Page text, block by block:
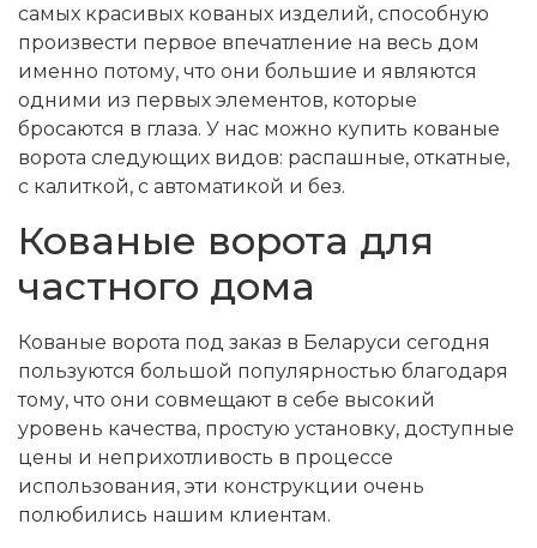
самых красивых кованых изделий, способную
произвести первое впечатление на весь дом
именно потому, что они большие и являются
одними из первых элементов, которые
бросаются в глаза. У нас можно купить кованые
ворота следующих видов: распашные, откатные,
с калиткой, с автоматикой и без.
Кованые ворота для
частного дома
Кованые ворота под заказ в Беларуси сегодня
пользуются большой популярностью благодаря
тому, что они совмещают в себе высокий
уровень качества, простую установку, доступные
цены и неприхотливость в процессе
использования, эти конструкции очень
полюбились нашим клиентам.